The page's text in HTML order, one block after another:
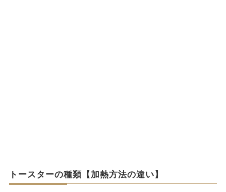
トースターの種類【加熱方法の違い】